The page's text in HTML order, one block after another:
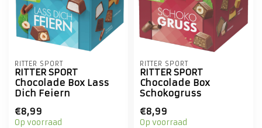
RITTER SPORT
RITTER SPORT
Chocolade Box Lass
Dich Feiern
€8,99
Op voorraad
RITTER SPORT
RITTER SPORT
Chocolade Box
Schokogruss
€8,99
Op voorraad